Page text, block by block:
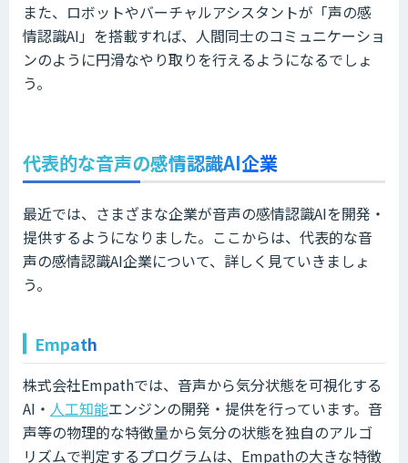
また、ロボットやバーチャルアシスタントが「声の感
情認識AI」を搭載すれば、人間同士のコミュニケーショ
ンのように円滑なやり取りを行えるようになるでしょ
う。
代表的な音声の感情認識AI企業
最近では、さまざまな企業が音声の感情認識AIを開発・
提供するようになりました。ここからは、代表的な音
声の感情認識AI企業について、詳しく見ていきましょ
う。
Empath
株式会社Empathでは、音声から気分状態を可視化する
AI・ 人工知能エンジンの開発・提供を行っています。音
声等の物理的な特徴量から気分の状態を独自のアルゴ
リズムで判定するプログラムは、Empathの大きな特徴